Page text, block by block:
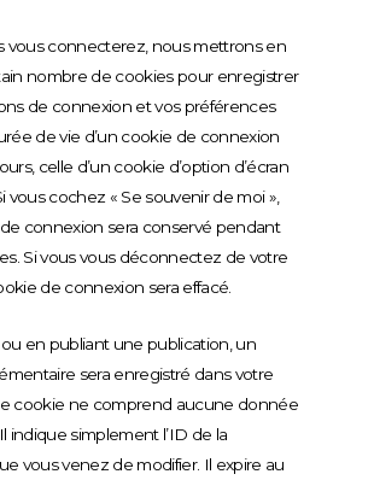
vous connecterez, nous mettrons en
nombre de cookies pour enregistrer
de connexion et vos préférences
de vie d’un cookie de connexion
celle d’un cookie d’option d’écran
vous cochez « Se souvenir de moi »,
connexion sera conservé pendant
Si vous vous déconnectez de votre
de connexion sera effacé.
en publiant une publication, un
sera enregistré dans votre
cookie ne comprend aucune donnée
indique simplement l’ID de la
vous venez de modifier. Il expire au